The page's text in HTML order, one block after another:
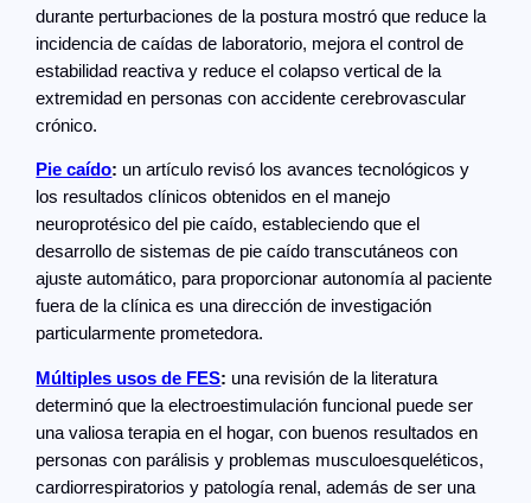
durante perturbaciones de la postura mostró que reduce la
incidencia de caídas de laboratorio, mejora el control de
estabilidad reactiva y reduce el colapso vertical de la
extremidad en personas con accidente cerebrovascular
crónico.
Pie caído: un artículo revisó los avances tecnológicos y
los resultados clínicos obtenidos en el manejo
neuroprotésico del pie caído, estableciendo que el
desarrollo de sistemas de pie caído transcutáneos con
ajuste automático, para proporcionar autonomía al paciente
fuera de la clínica es una dirección de investigación
particularmente prometedora.
Múltiples usos de FES: una revisión de la literatura
determinó que la electroestimulación funcional puede ser
una valiosa terapia en el hogar, con buenos resultados en
personas con parálisis y problemas musculoesqueléticos,
cardiorrespiratorios y patología renal, además de ser una